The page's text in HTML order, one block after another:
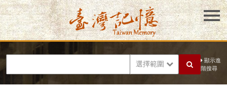
選擇範圍
顯示進
階搜尋